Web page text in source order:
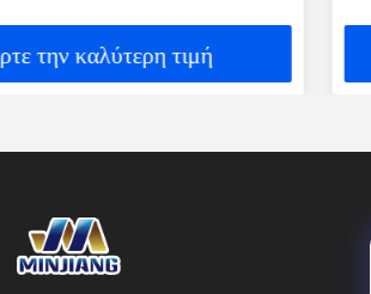
την καλύτερη τιμή